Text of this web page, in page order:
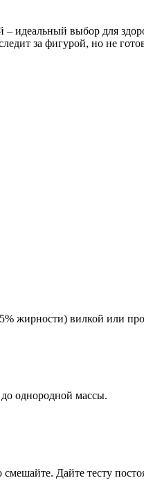
– идеальный выбор для
за фигурой, но не
жирности) вилкой или
однородной массы.
Дайте тесту